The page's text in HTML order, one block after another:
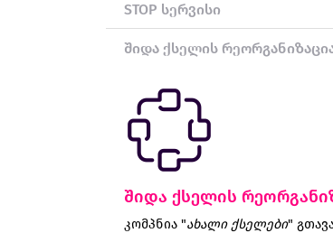
STOP სერვისი
შიდა ქსელის
შიდა ქსელის
კომპნია "ახალი ქსელები"